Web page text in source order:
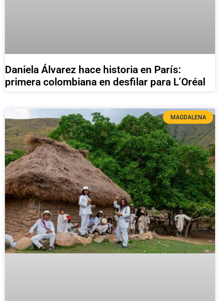
Daniela Álvarez hace historia en París:
primera colombiana en desfilar para L’Oréal
MAGDALENA